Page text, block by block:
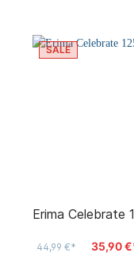
SALE
Erima Celebrate
44,99 €* 35,90